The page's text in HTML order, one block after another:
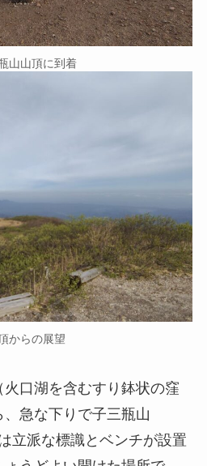
山山頂に到着
からの展望
口湖を含むすり鉢状の窪
急な下りで子三瓶山
立派な標識とベンチが設置